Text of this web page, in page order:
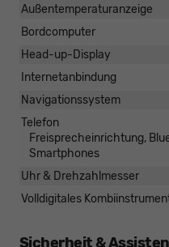
Außentemperaturanzeige
Bordcomputer
Head-up-Display
Internetanbindung
Navigationssystem
Telefon
Freisprecheinrichtung,
Smartphones
Uhr & Drehzahlmesser
Volldigitales
Sicherheit &